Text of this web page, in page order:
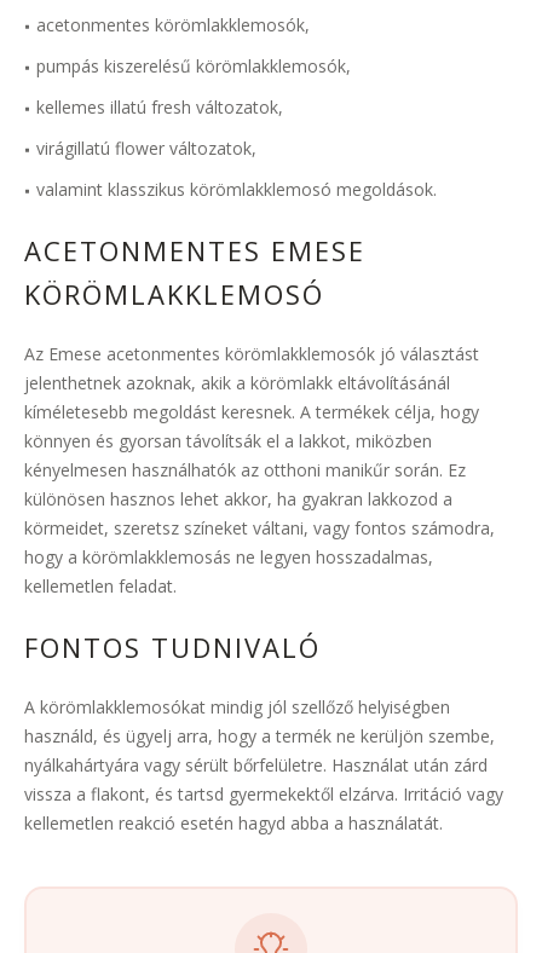
acetonmentes körömlakklemosók,
pumpás kiszerelésű körömlakklemosók,
kellemes illatú fresh változatok,
virágillatú flower változatok,
valamint klasszikus körömlakklemosó megoldások.
ACETONMENTES EMESE
KÖRÖMLAKKLEMOSÓ
Az Emese acetonmentes körömlakklemosók jó választást
jelenthetnek azoknak, akik a körömlakk eltávolításánál
kíméletesebb megoldást keresnek. A termékek célja, hogy
könnyen és gyorsan távolítsák el a lakkot, miközben
kényelmesen használhatók az otthoni manikűr során. Ez
különösen hasznos lehet akkor, ha gyakran lakkozod a
körmeidet, szeretsz színeket váltani, vagy fontos számodra,
hogy a körömlakklemosás ne legyen hosszadalmas,
kellemetlen feladat.
FONTOS TUDNIVALÓ
A körömlakklemosókat mindig jól szellőző helyiségben
használd, és ügyelj arra, hogy a termék ne kerüljön szembe,
nyálkahártyára vagy sérült bőrfelületre. Használat után zárd
vissza a flakont, és tartsd gyermekektől elzárva. Irritáció vagy
kellemetlen reakció esetén hagyd abba a használatát.